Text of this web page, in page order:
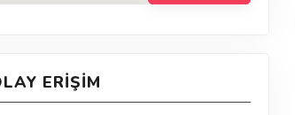
ERIŞIM